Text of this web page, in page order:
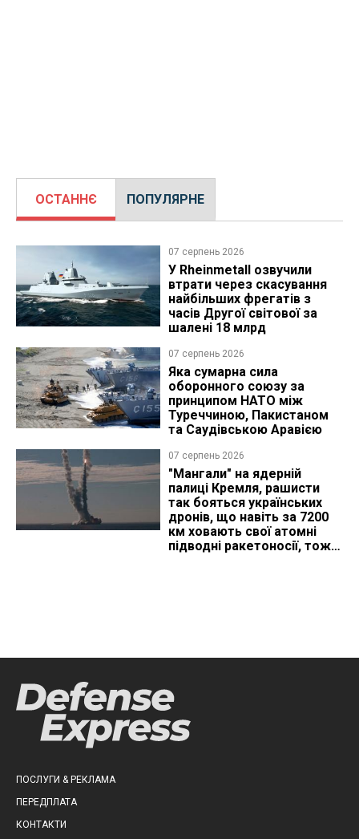
ОСТАННЄ ПОПУЛЯРНЕ
07 серпень 2026
У Rheinmetall озвучили
втрати через скасування
найбільших фрегатів з
часів Другої світової за
шалені 18 млрд
07 серпень 2026
Яка сумарна сила
оборонного союзу за
принципом НАТО між
Туреччиною, Пакистаном
та Саудівською Аравією
07 серпень 2026
"Мангали" на ядерній
палиці Кремля, рашисти
так бояться українських
дронів, що навіть за 7200
км ховають свої атомні
підводні ракетоносії, тож
ПОСЛУГИ & РЕКЛАМА
ПЕРЕДПЛАТА
КОНТАКТИ